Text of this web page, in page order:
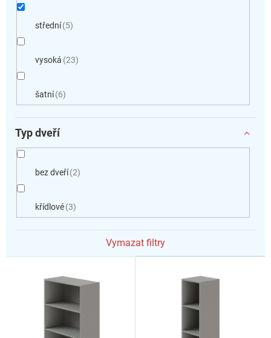
střední 5
vysoká 23
šatní 6
Typ dveří
bez dveří 2
křídlové 3
Vymazat filtry
V